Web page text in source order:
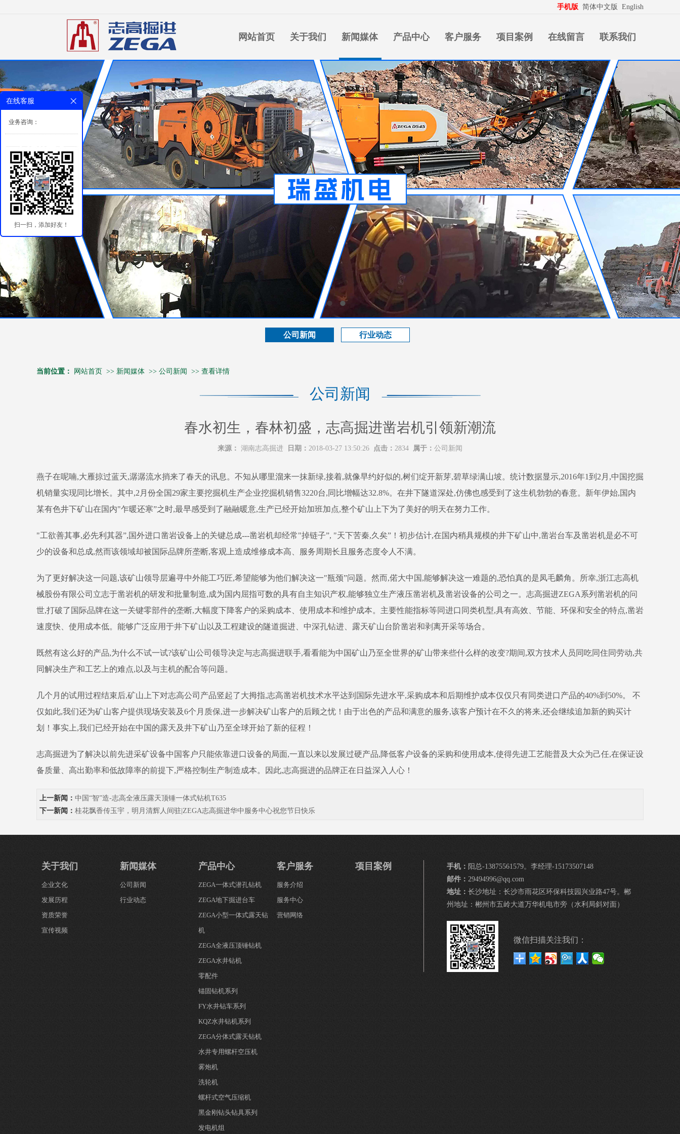
手机版 简体中文版 English
网站首页 关于我们 新闻媒体 产品中心 客户服务 项目案例 在线留言 联系我们
公司新闻 行业动态
当前位置： 网站首页 >> 新闻媒体 >> 公司新闻 >> 查看详情
公司新闻
春水初生，春林初盛，志高掘进凿岩机引领新潮流
来源： 湖南志高掘进 日期： 2018-03-27 13:50:26 点击： 2834 属于： 公司新闻
燕子在呢喃,大雁掠过蓝天,潺潺流水捎来了春天的讯息。不知从哪里溜来一抹新绿,接着,就像早约好似的,树们绽开新芽,碧草绿满山坡。统计数据显示,2016年1到2月,中国挖掘
机销量实现同比增长。其中,2月份全国29家主要挖掘机生产企业挖掘机销售3220台,同比增幅达32.8%。在井下隧道深处,仿佛也感受到了这生机勃勃的春意。新年伊始,国内
某有色井下矿山在国内"乍暖还寒”之时,最早感受到了融融暖意,生产已经开始加班加点,整个矿山上下为了美好的明天在努力工作。
"工欲善其事,必先利其器”,国外进口凿岩设备上的关键总成---凿岩机却经常"掉链子”, "天下苦秦,久矣”！初步估计,在国内稍具规模的井下矿山中,凿岩台车及凿岩机是必不可
少的设备和总成,然而该领域却被国际品牌所垄断,客观上造成维修成本高、服务周期长且服务态度令人不满。
为了更好解决这一问题,该矿山领导层遍寻中外能工巧匠,希望能够为他们解决这一"瓶颈”问题。然而,偌大中国,能够解决这一难题的,恐怕真的是凤毛麟角。所幸,浙江志高机
械股份有限公司立志于凿岩机的研发和批量制造,成为国内屈指可数的具有自主知识产权,能够独立生产液压凿岩机及凿岩设备的公司之一。志高掘进ZEGA系列凿岩机的问
世,打破了国际品牌在这一关键零部件的垄断,大幅度下降客户的采购成本、使用成本和维护成本。主要性能指标等同进口同类机型,具有高效、节能、环保和安全的特点,凿岩
速度快、使用成本低。能够广泛应用于井下矿山以及工程建设的隧道掘进、中深孔钻进、露天矿山台阶凿岩和剥离开采等场合。
既然有这么好的产品,为什么不试一试?该矿山公司领导决定与志高掘进联手,看看能为中国矿山乃至全世界的矿山带来些什么样的改变?期间,双方技术人员同吃同住同劳动,共
同解决生产和工艺上的难点,以及与主机的配合等问题。
几个月的试用过程结束后,矿山上下对志高公司产品竖起了大拇指,志高凿岩机技术水平达到国际先进水平,采购成本和后期维护成本仅仅只有同类进口产品的40%到50%。 不
仅如此,我们还为矿山客户提供现场安装及6个月质保,进一步解决矿山客户的后顾之忧！由于出色的产品和满意的服务,该客户预计在不久的将来,还会继续追加新的购买计
划！事实上,我们已经开始在中国的露天及井下矿山乃至全球开始了新的征程！
志高掘进为了解决以前先进采矿设备中国客户只能依靠进口设备的局面,一直以来以发展过硬产品,降低客户设备的采购和使用成本,使得先进工艺能普及大众为己任,在保证设
备质量、高出勤率和低故障率的前提下,严格控制生产制造成本。因此,志高掘进的品牌正在日益深入人心！
上一新闻： 中国“智”造-志高全液压露天顶锤一体式钻机T635
下一新闻： 桂花飘香传玉宇，明月清辉人间驻|ZEGA志高掘进华中服务中心祝您节日快乐
关于我们
企业文化
发展历程
资质荣誉
宣传视频
新闻媒体
公司新闻
行业动态
产品中心
ZEGA一体式潜孔钻机
ZEGA地下掘进台车
ZEGA小型一体式露天钻
机
ZEGA全液压顶锤钻机
ZEGA水井钻机
零配件
锚固钻机系列
FY水井钻车系列
KQZ水井钻机系列
ZEGA分体式露天钻机
水井专用螺杆空压机
雾炮机
洗轮机
螺杆式空气压缩机
黑金刚钻头钻具系列
发电机组
客户服务
服务介绍
服务中心
营销网络
项目案例 手机： 阳总-13875561579。李经理-15173507148
邮件： 29494996@qq.com
地址： 长沙地址：长沙市雨花区环保科技园兴业路47号。郴
州地址：郴州市五岭大道万华机电市旁（水利局斜对面）
微信扫描关注我们：
在线客服
业务咨询：
扫一扫，添加好友！